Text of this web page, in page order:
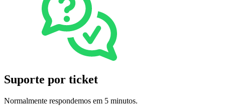
Suporte por ticket
Normalmente respondemos em 5 minutos.